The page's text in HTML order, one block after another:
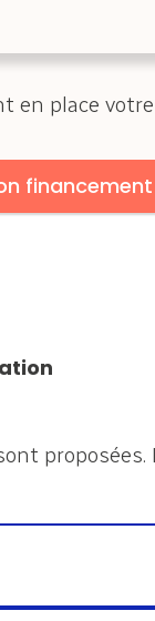
en place
financement